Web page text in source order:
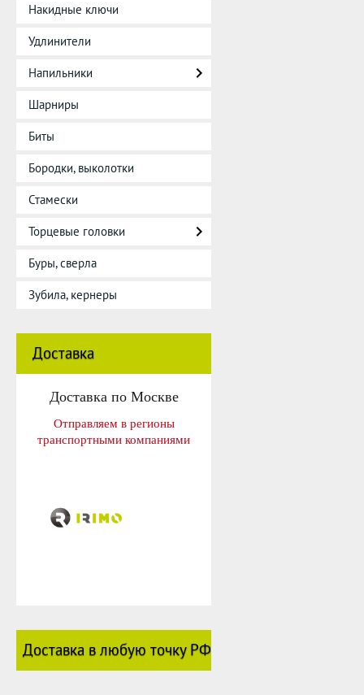
Накидные ключи
Удлинители
Напильники
Шарниры
Биты
Бородки, выколотки
Стамески
Торцевые головки
Буры, сверла
Зубила, кернеры
Доставка
Доставка по Москве
Отправляем в регионы
транспортными компаниями
Доставка в любую точку РФ